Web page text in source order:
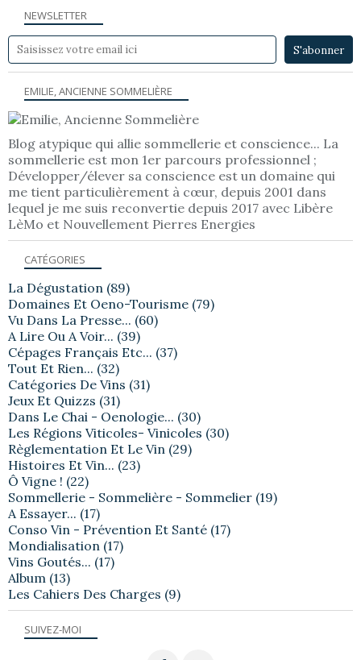
NEWSLETTER
SUIVEZ-MOI
EMILIE, ANCIENNE SOMMELIÈRE
Blog atypique qui allie sommellerie et conscience... La
sommellerie est mon 1er parcours professionnel ;
Développer/élever sa conscience est un domaine qui
me tient particulièrement à cœur, depuis 2001 dans
lequel je me suis reconvertie depuis 2017 avec Libère
LèMo et Nouvellement Pierres Energies
CATÉGORIES
La Dégustation (89)
Domaines Et Oeno-Tourisme (79)
Vu Dans La Presse... (60)
A Lire Ou A Voir... (39)
Cépages Français Etc... (37)
Tout Et Rien... (32)
Catégories De Vins (31)
Jeux Et Quizzs (31)
Dans Le Chai - Oenologie... (30)
Les Régions Viticoles- Vinicoles (30)
Règlementation Et Le Vin (29)
Histoires Et Vin... (23)
Ô Vigne ! (22)
Sommellerie - Sommelière - Sommelier (19)
A Essayer... (17)
Conso Vin - Prévention Et Santé (17)
Mondialisation (17)
Vins Goutés... (17)
Album (13)
Les Cahiers Des Charges (9)